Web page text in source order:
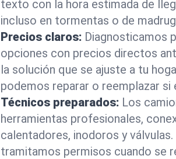
texto con la hora estimada de
incluso en tormentas o de
Precios claros: Diagnosticamos
opciones con precios directos
la solución que se ajuste a tu
podemos reparar o reemplazar si
Técnicos preparados: Los
herramientas profesionales,
calentadores, inodoros y
tramitamos permisos cuando se